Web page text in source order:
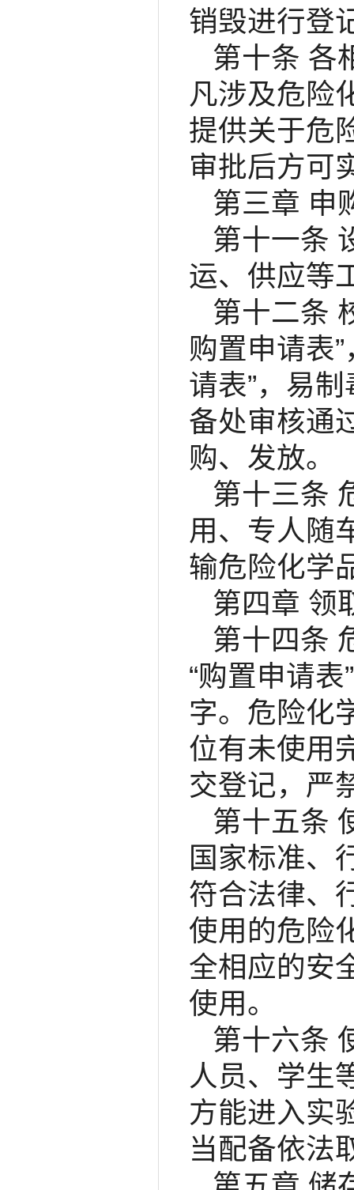
销毁进行登
第十条 各
凡涉及危险
提供关于危
审批后方可
第三章 申
第十一条
运、供应等
第十二条
购置申请表
请表”，易
备处审核通
购、发放。
第十三条
用、专人随
输危险化学
第四章 领
第十四条
“购置申请
字。危险化
位有未使用
交登记，严
第十五条
国家标准、
符合法律、
使用的危险
全相应的安
使用。
第十六条
人员、学生
方能进入实
当配备依法